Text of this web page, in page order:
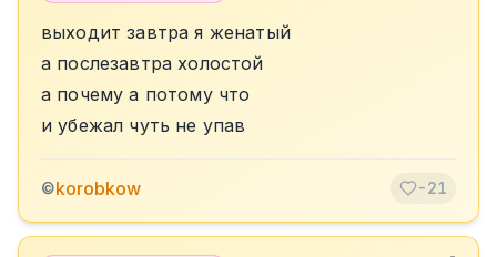
выходит завтра я женатый
а послезавтра холостой
а почему а потому что
и убежал чуть не упав
©korobkow -21